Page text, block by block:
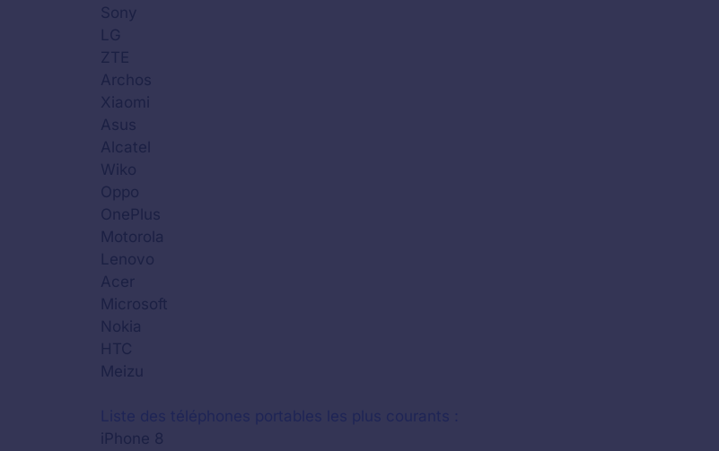
Sony
LG
ZTE
Archos
Xiaomi
Asus
Alcatel
Wiko
Oppo
OnePlus
Motorola
Lenovo
Acer
Microsoft
Nokia
HTC
Meizu
iPhone 8